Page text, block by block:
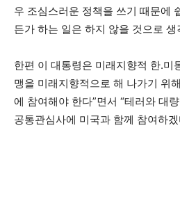
우 조심스러운 정책을 쓰기 때문에
든가 하는 일은 하지 않을 것으로 생
한편 이 대통령은 미래지향적 한.미
맹을 미래지향적으로 해 나가기 위
에 참여해야 한다”면서 “테러와 대
공통관심사에 미국과 함께 참여하